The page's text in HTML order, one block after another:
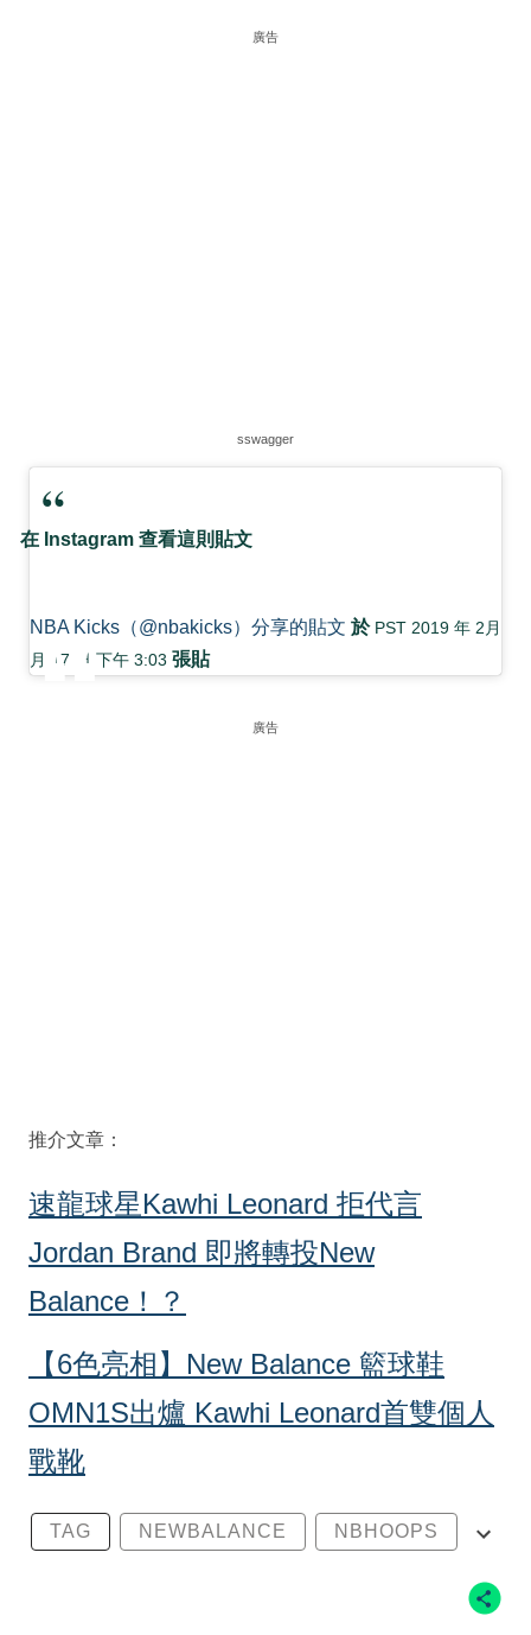
廣告
sswagger
在 Instagram 查看這則貼文
NBA Kicks（@nbakicks）分享的貼文 於 PST 2019 年 2月
月 17 日 下午 3:03 張貼
廣告
推介文章：
速龍球星Kawhi Leonard 拒代言
Jordan Brand 即將轉投New
Balance！？
【6色亮相】New Balance 籃球鞋
OMN1S出爐 Kawhi Leonard首雙個人
戰靴
TAG NEWBALANCE NBHOOPS